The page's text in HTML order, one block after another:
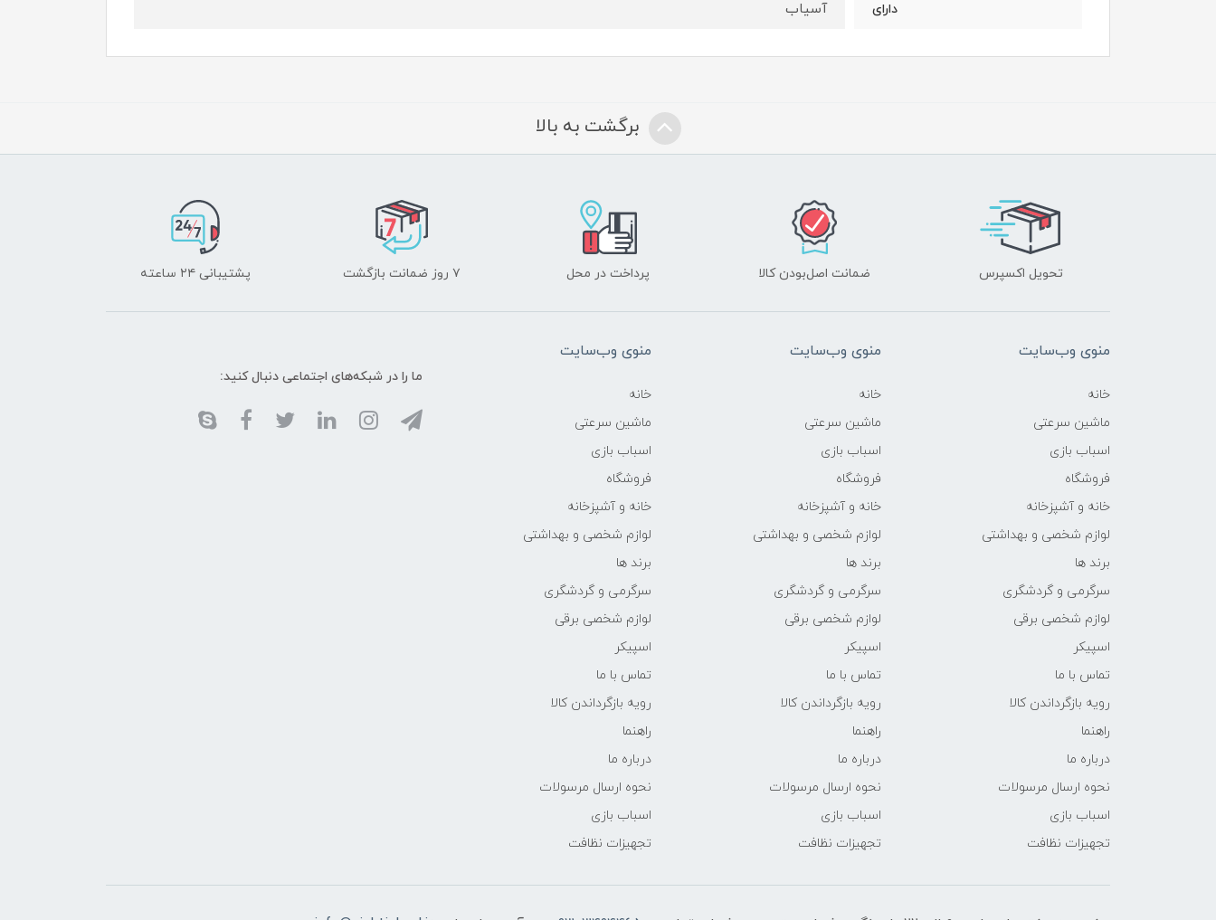
دارای آسیاب
برگشت به بالا
تحویل اکسپرس ضمانت اصل‌بودن کالا پرداخت در محل ۷ روز ضمانت بازگشت پشتیبانی ۲۴ ساعته
منوی وب‌سایت
خانه
ماشین سرعتی
اسباب بازی
فروشگاه
خانه و آشپزخانه
لوازم شخصی و بهداشتی
برند ها
سرگرمی و گردشگری
لوازم شخصی برقی
اسپیکر
تماس با ما
رویه بازگرداندن کالا
راهنما
درباره ما
نحوه ارسال مرسولات
اسباب بازی
تجهیزات نظافت
منوی وب‌سایت
خانه
ماشین سرعتی
اسباب بازی
فروشگاه
خانه و آشپزخانه
لوازم شخصی و بهداشتی
برند ها
سرگرمی و گردشگری
لوازم شخصی برقی
اسپیکر
تماس با ما
رویه بازگرداندن کالا
راهنما
درباره ما
نحوه ارسال مرسولات
اسباب بازی
تجهیزات نظافت
منوی وب‌سایت
خانه
ماشین سرعتی
اسباب بازی
فروشگاه
خانه و آشپزخانه
لوازم شخصی و بهداشتی
برند ها
سرگرمی و گردشگری
لوازم شخصی برقی
اسپیکر
تماس با ما
رویه بازگرداندن کالا
راهنما
درباره ما
نحوه ارسال مرسولات
اسباب بازی
تجهیزات نظافت
ما را در شبکه‌های اجتماعی دنبال کنید: